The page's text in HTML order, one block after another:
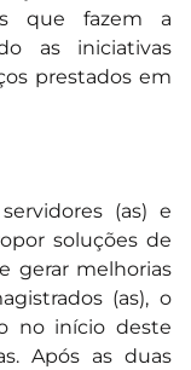
que fazem a
as iniciativas
prestados em
(as) e
soluções de
gerar melhorias
(as), o
no início deste
Após as duas